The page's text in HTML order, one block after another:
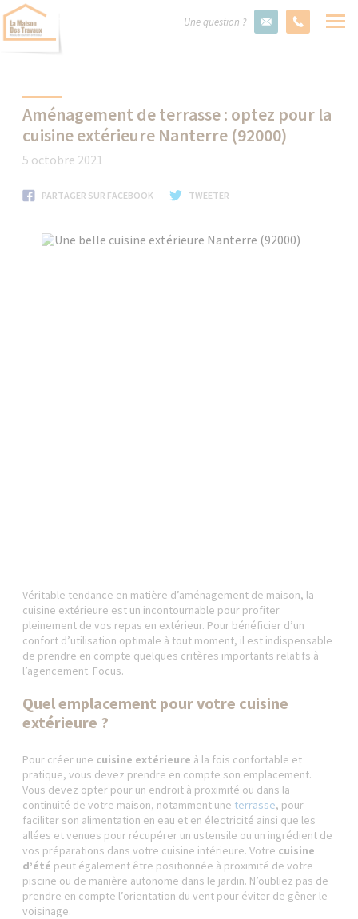
Une question ?
Aménagement de terrasse : optez pour la
cuisine extérieure Nanterre (92000)
5 octobre 2021
PARTAGER SUR FACEBOOK TWEETER
Véritable tendance en matière d’aménagement de maison, la
cuisine extérieure est un incontournable pour profiter
pleinement de vos repas en extérieur. Pour bénéficier d’un
confort d’utilisation optimale à tout moment, il est indispensable
de prendre en compte quelques critères importants relatifs à
l’agencement. Focus.
Quel emplacement pour votre cuisine
extérieure ?
Pour créer une cuisine extérieure à la fois confortable et
pratique, vous devez prendre en compte son emplacement.
Vous devez opter pour un endroit à proximité ou dans la
continuité de votre maison, notamment une terrasse, pour
faciliter son alimentation en eau et en électricité ainsi que les
allées et venues pour récupérer un ustensile ou un ingrédient de
vos préparations dans votre cuisine intérieure. Votre cuisine
d’été peut également être positionnée à proximité de votre
piscine ou de manière autonome dans le jardin. N’oubliez pas de
prendre en compte l’orientation du vent pour éviter de gêner le
voisinage.